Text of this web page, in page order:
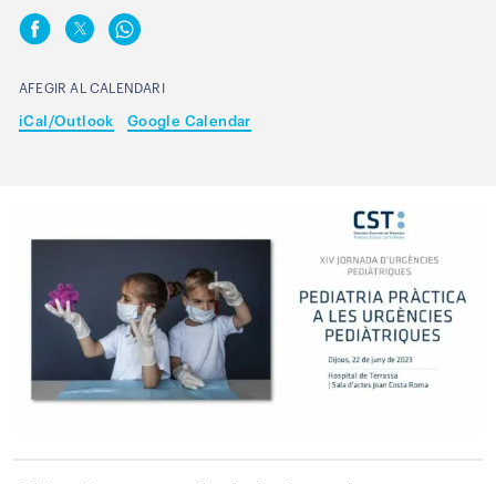
AFEGIR AL CALENDARI
iCal/Outlook Google Calendar